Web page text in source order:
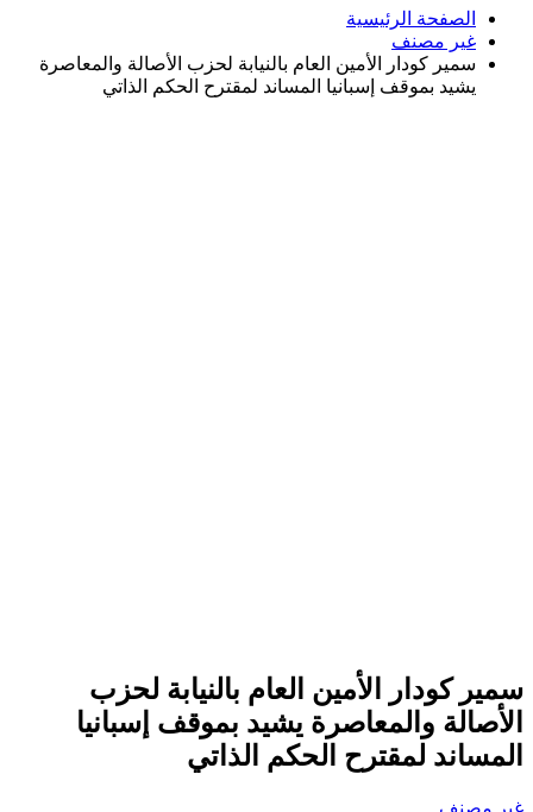
الصفحة الرئيسية
غير مصنف
سمير كودار الأمين العام بالنيابة لحزب الأصالة والمعاصرة
يشيد بموقف إسبانيا المساند لمقترح الحكم الذاتي
سمير كودار الأمين العام بالنيابة لحزب
الأصالة والمعاصرة يشيد بموقف إسبانيا
المساند لمقترح الحكم الذاتي
غير مصنف